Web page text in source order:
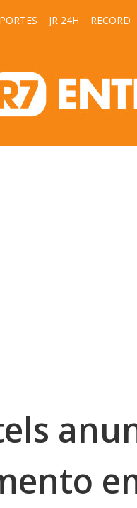
JR 24H RECORD